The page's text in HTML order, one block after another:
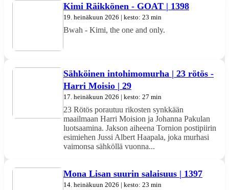
Kimi Räikkönen - GOAT | 1398
19. heinäkuun 2026 | kesto: 23 min
Bwah - Kimi, the one and only.
Sähköinen intohimomurha | 23 rötös -
Harri Moisio | 29
17. heinäkuun 2026 | kesto: 27 min
23 Rötös porautuu rikosten synkkään
maailmaan Harri Moision ja Johanna Pakulan
luotsaamina. Jakson aiheena Tornion postipiirin
esimiehen Jussi Albert Haapala, joka murhasi
vaimonsa sähköllä vuonna...
Mona Lisan suurin salaisuus | 1397
14. heinäkuun 2026 | kesto: 23 min